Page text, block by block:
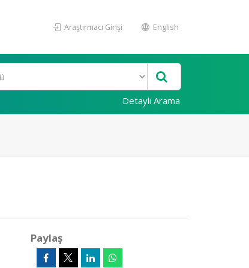
Araştırmacı Girişi English
Detaylı Arama
Paylaş